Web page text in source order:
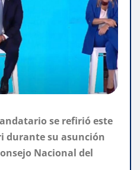
se refirió este
durante su asunción
Nacional del